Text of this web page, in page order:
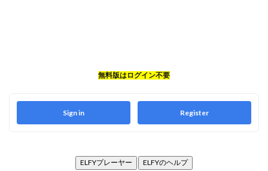
無料版はログイン不要
Sign in Register
ELFYプレーヤー ELFYのヘルプ